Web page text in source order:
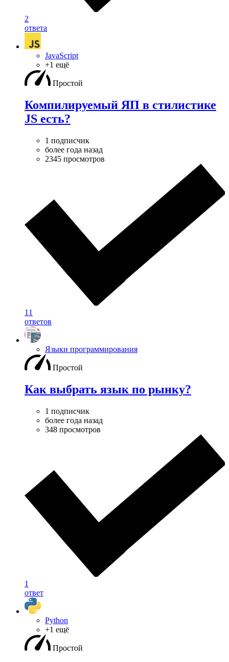
2
ответа
JavaScript
+1 ещё
Простой
Компилируемый ЯП в стилистике
JS есть?
1 подписчик
более года назад
2345 просмотров
11
ответов
Языки программирования
Простой
Как выбрать язык по рынку?
1 подписчик
более года назад
348 просмотров
1
ответ
Python
+1 ещё
Простой